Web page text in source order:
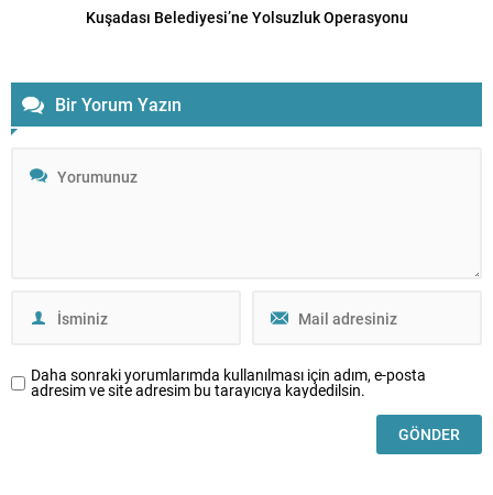
Kuşadası Belediyesi’ne Yolsuzluk Operasyonu
Bir Yorum Yazın
Daha sonraki yorumlarımda kullanılması için adım, e-posta
adresim ve site adresim bu tarayıcıya kaydedilsin.